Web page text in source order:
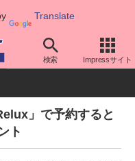
Translate
検索 Impressサイト
」で予約すると
ト